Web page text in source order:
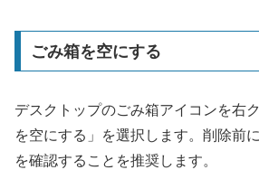
ごみ箱を空にする
デスクトップのごみ箱アイコンを右
を空にする」を選択します。削除前
を確認することを推奨します。